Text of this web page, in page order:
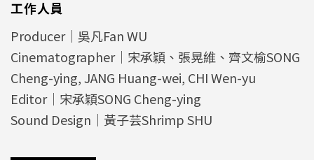
工作人員
Producer｜吳凡Fan WU
Cinematographer｜宋承穎、張晃維、齊文榆SONG
Cheng-ying, JANG Huang-wei, CHI Wen-yu
Editor｜宋承穎SONG Cheng-ying
Sound Design｜黃子芸Shrimp SHU